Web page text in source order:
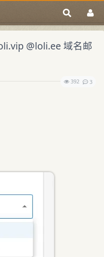
@loli.ee 域名邮
392
3